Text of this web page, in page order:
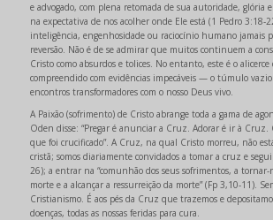
e advogado, com plena retomada de sua autoridade, glória
na expectativa de nos acolher onde Ele está (1 Pedro 3:18-
inteligência, engenhosidade ou raciocínio humano jamais
reversão. Não é de se admirar que muitos continuem a
Cristo como absurdos e tolices. No entanto, este é o alicerce
compreendido com evidências impecáveis — o túmulo vazio
encontros transformadores com o nosso Deus vivo.
A Paixão (sofrimento) de Cristo abrange toda a gama de
Oden disse: “Pregar é anunciar a Cruz. Adorar é ir à Cruz.
que foi crucificado”. A Cruz, na qual Cristo morreu, não
cristã; somos diariamente convidados a tomar a cruz e
26); a entrar na “comunhão dos seus sofrimentos, a tornar-
morte e a alcançar a ressurreição da morte” (Fp 3,10-11).
Cristianismo. É aos pés da Cruz que trazemos e
doenças, todas as nossas feridas para cura.